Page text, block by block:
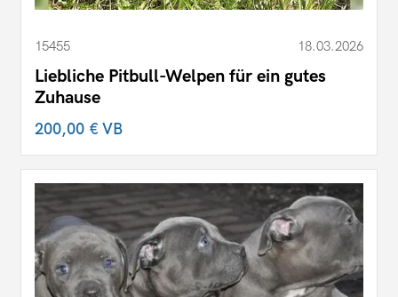
15455 18.03.2026
Liebliche Pitbull-Welpen für ein gutes
Zuhause
200,00 €VB